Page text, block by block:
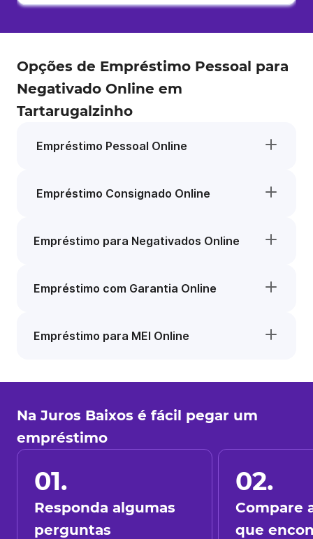
Opções de Empréstimo Pessoal para
Negativado Online em
Tartarugalzinho
Empréstimo Pessoal Online
Empréstimo Consignado Online
Empréstimo para Negativados Online
Empréstimo com Garantia Online
Empréstimo para MEI Online
Na Juros Baixos é fácil pegar um
empréstimo
01.
Responda algumas
perguntas
02.
Compare
que